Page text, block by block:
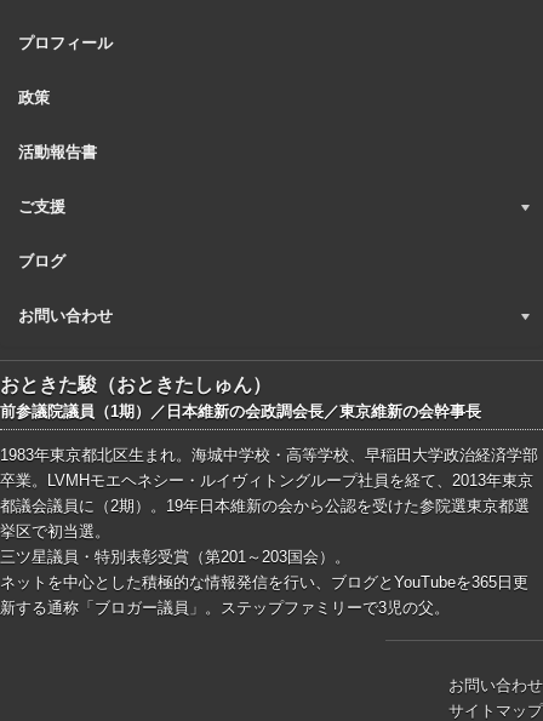
プロフィール
政策
活動報告書
ご支援
ブログ
お問い合わせ
おときた駿（おときたしゅん）
前参議院議員（1期）／日本維新の会政調会長／東京維新の会幹事長
1983年東京都北区生まれ。海城中学校・高等学校、早稲田大学政治経済学部
卒業。LVMHモエヘネシー・ルイヴィトングループ社員を経て、2013年東京
都議会議員に（2期）。19年日本維新の会から公認を受けた参院選東京都選
挙区で初当選。
三ツ星議員・特別表彰受賞（第201～203国会）。
ネットを中心とした積極的な情報発信を行い、ブログとYouTubeを365日更
新する通称「ブロガー議員」。ステップファミリーで3児の父。
お問い合わせ
サイトマップ